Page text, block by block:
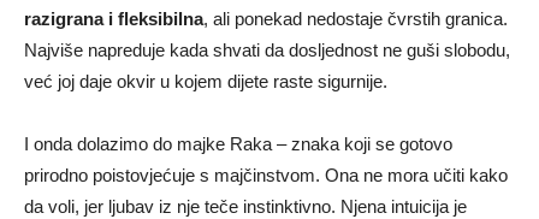
razigrana i fleksibilna, ali ponekad nedostaje čvrstih granica.
Najviše napreduje kada shvati da dosljednost ne guši slobodu,
već joj daje okvir u kojem dijete raste sigurnije.
I onda dolazimo do majke Raka – znaka koji se gotovo
prirodno poistovjećuje s majčinstvom. Ona ne mora učiti kako
da voli, jer ljubav iz nje teče instinktivno. Njena intuicija je